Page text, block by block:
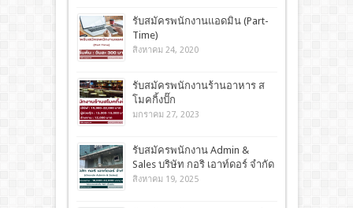
รับสมัครพนักงานแอดมิน (Part-
Time)
สิงหาคม 24, 2020
รับสมัครพนักงานร้านอาหาร ส
โมคกิ้งปั๊ก
มกราคม 27, 2023
รับสมัครพนักงาน Admin &
Sales บริษัท กอริ เอาท์ดอร์ จำกัด
สิงหาคม 19, 2025